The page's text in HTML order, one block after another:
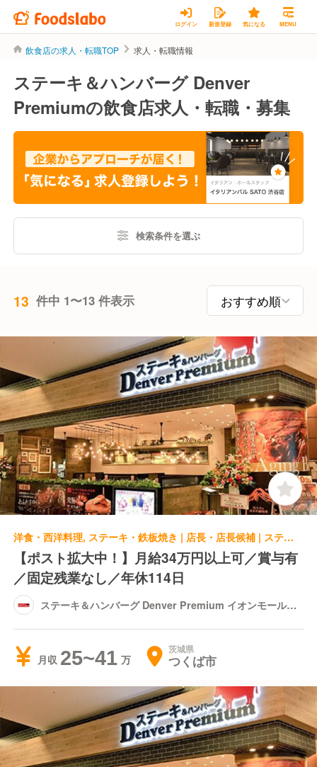
ログイン 新規登録 気になる MENU
飲食店の求人・転職TOP 求人・転職情報
ステーキ＆ハンバーグ Denver
Premiumの飲食店求人・転職・募集
検索条件を選ぶ
13 件中 1〜13 件表示
洋食・西洋料理, ステーキ・鉄板焼き | 店長・店長候補 | ステーキ＆ハンバーグ Denver Premium イオンモールつくば店
【ポスト拡大中！】月給34万円以上可／賞与有
／固定残業なし／年休114日
ステーキ＆ハンバーグ Denver Premium イオンモールつ
月収 25~41 茨城県
つくば市